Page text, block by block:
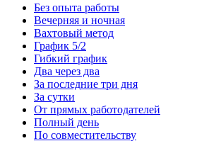
Без опыта работы
Вечерняя и ночная
Вахтовый метод
График 5/2
Гибкий график
Два через два
За последние три дня
За сутки
От прямых работодателей
Полный день
По совместительству